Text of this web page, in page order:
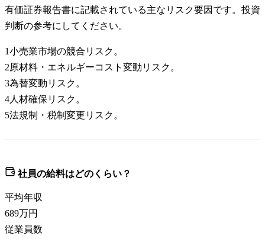
有価証券報告書に記載されている主なリスク要因です。投資
判断の参考にしてください。
1小売業市場の競合リスク。
2原材料・エネルギーコスト変動リスク。
3為替変動リスク。
4人材確保リスク。
5法規制・税制変更リスク。
社員の給料はどのくらい？
平均年収
689万円
従業員数